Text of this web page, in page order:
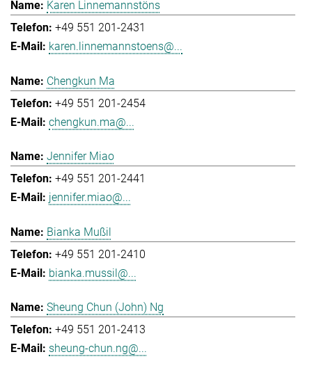
Karen Linnemannstöns
+49 551 201-2431
karen.linnemannstoens@...
Chengkun Ma
+49 551 201-2454
chengkun.ma@...
Jennifer Miao
+49 551 201-2441
jennifer.miao@...
Bianka Mußil
+49 551 201-2410
bianka.mussil@...
Sheung Chun (John) Ng
+49 551 201-2413
sheung-chun.ng@...